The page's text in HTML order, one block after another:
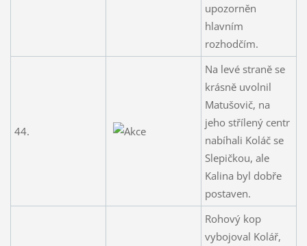
upozorněn
hlavním
rozhodčím.
44.
Na levé straně se
krásně uvolnil
Matušovič, na
jeho střílený centr
nabíhali Koláč se
Slepičkou, ale
Kalina byl dobře
postaven.
Rohový kop
vybojoval Kolář,